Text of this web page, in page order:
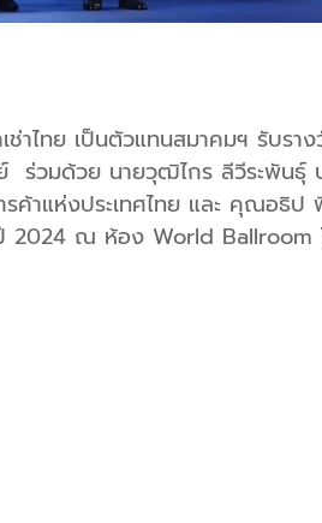
ทย เป็นตัวแทนสมาคมฯ รับราง
ร่วมด้วย นายวุฒิไกร ลีวีระพัน
แห่งประเทศไทย และ คุณอธิป
2024 ณ ห้อง World Ballroom